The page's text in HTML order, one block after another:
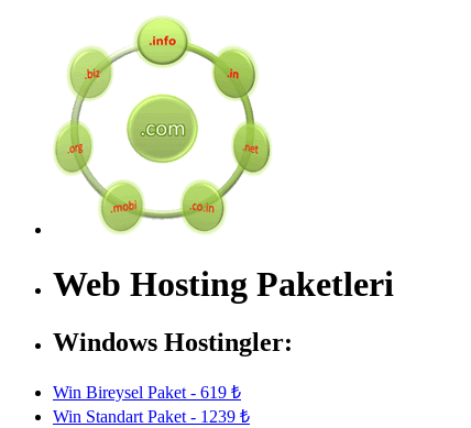
Web Hosting Paketleri
Windows Hostingler:
Win Bireysel Paket - 619 ₺
Win Standart Paket - 1239 ₺